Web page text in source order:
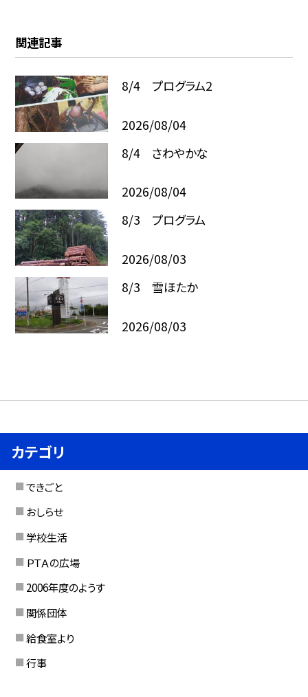
関連記事
8/4 プログラム2
2026/08/04
8/4 さわやかな
2026/08/04
8/3 プログラム
2026/08/03
8/3 雪ほたか
2026/08/03
カテゴリ
できごと
おしらせ
学校生活
ＰＴＡの広場
2006年度のようす
関係団体
給食室より
行事